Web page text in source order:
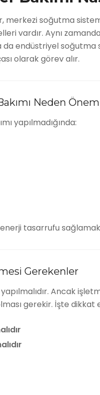
merkezi soğutma
vardır. Aynı
da endüstriyel soğutma
olarak görev alır.
Neden
yapılmadığında:
tasarrufu
Gerekenler
Ancak
gerekir. İşte